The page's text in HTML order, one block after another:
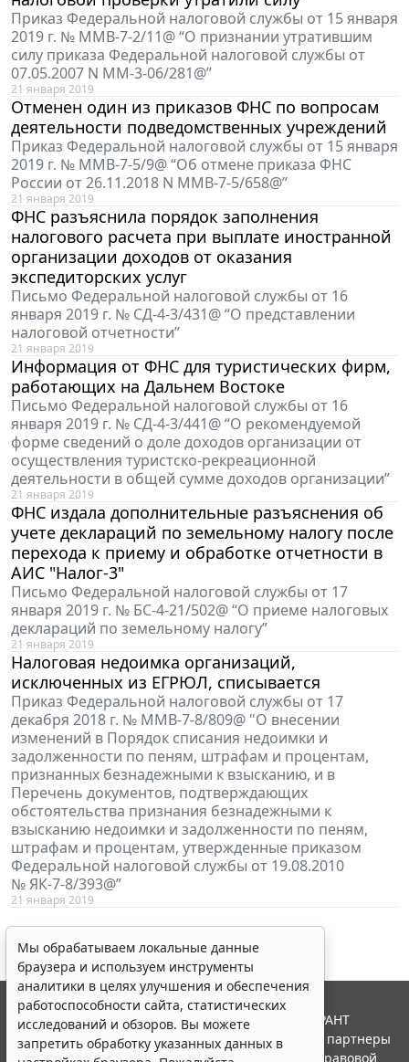
Приказ Федеральной налоговой службы от 15 января
2019 г. № ММВ-7-2/11@ “О признании утратившим
силу приказа Федеральной налоговой службы от
07.05.2007 N ММ-3-06/281@”
21 января 2019
Отменен один из приказов ФНС по вопросам
деятельности подведомственных учреждений
Приказ Федеральной налоговой службы от 15 января
2019 г. № ММВ-7-5/9@ “Об отмене приказа ФНС
России от 26.11.2018 N ММВ-7-5/658@”
21 января 2019
ФНС разъяснила порядок заполнения
налогового расчета при выплате иностранной
организации доходов от оказания
экспедиторских услуг
Письмо Федеральной налоговой службы от 16
января 2019 г. № СД-4-3/431@ “О представлении
налоговой отчетности”
21 января 2019
Информация от ФНС для туристических фирм,
работающих на Дальнем Востоке
Письмо Федеральной налоговой службы от 16
января 2019 г. № СД-4-3/441@ “О рекомендуемой
форме сведений о доле доходов организации от
осуществления туристско-рекреационной
деятельности в общей сумме доходов организации”
21 января 2019
ФНС издала дополнительные разъяснения об
учете деклараций по земельному налогу после
перехода к приему и обработке отчетности в
АИС "Налог-3"
Письмо Федеральной налоговой службы от 17
января 2019 г. № БС-4-21/502@ “О приеме налоговых
деклараций по земельному налогу”
21 января 2019
Налоговая недоимка организаций,
исключенных из ЕГРЮЛ, списывается
Приказ Федеральной налоговой службы от 17
декабря 2018 г. № ММВ-7-8/809@ "О внесении
изменений в Порядок списания недоимки и
задолженности по пеням, штрафам и процентам,
признанных безнадежными к взысканию, и в
Перечень документов, подтверждающих
обстоятельства признания безнадежными к
взысканию недоимки и задолженности по пеням,
штрафам и процентам, утвержденные приказом
Федеральной налоговой службы от 19.08.2010
№ ЯК-7-8/393@”
21 января 2019
Мы обрабатываем локальные данные
браузера и используем инструменты
аналитики в целях улучшения и обеспечения
работоспособности сайта, статистических
исследований и обзоров. Вы можете
запретить обработку указанных данных в
© ООО "НПП "ГАРАНТ-СЕРВИС", 2026. Система ГАРАНТ
выпускается с 1990 года. Компания "Гарант" и ее партнеры
являются участниками Российской ассоциации правовой